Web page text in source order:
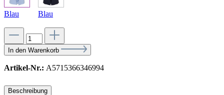
Blau Blau
In den Warenkorb
Artikel-Nr.: A5715366346994
Beschreibung